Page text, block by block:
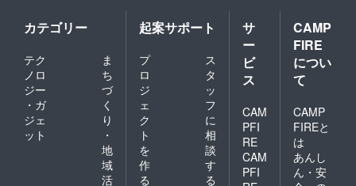
カテゴリー
テク
ノロ
ジー
・ガ
ジェ
ット
ま
ち
づ
く
り
・
地
域
活
起案サポート
プ
ロ
ジ
ェ
ク
ト
を
作
る
ス
タ
ッ
フ
に
相
談
す
る
サ
ー
ビ
ス
CAM
PFI
RE
CAM
PFI
CAMP
FIRE
につい
て
CAMP
FIREと
は
あんし
ん・安